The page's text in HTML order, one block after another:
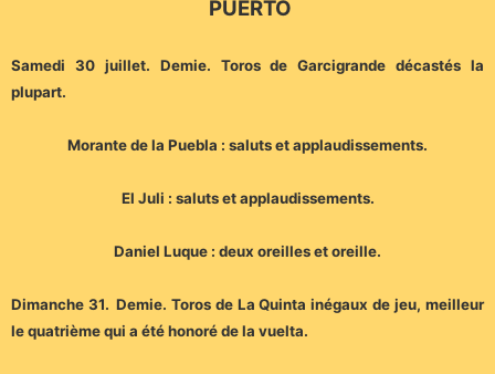
PUERTO
Samedi 30 juillet. Demie. Toros de Garcigrande décastés la
plupart.
Morante de la Puebla : saluts et applaudissements.
El Juli : saluts et applaudissements.
Daniel Luque : deux oreilles et oreille.
Dimanche 31. Demie. Toros de La Quinta inégaux de jeu, meilleur
le quatrième qui a été honoré de la vuelta.